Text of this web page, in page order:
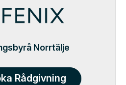
Norrtälje
Rådgivning